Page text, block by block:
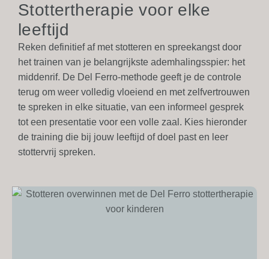
Stottertherapie voor elke
leeftijd
Reken definitief af met stotteren en spreekangst door
het trainen van je belangrijkste ademhalingsspier: het
middenrif. De Del Ferro-methode geeft je de controle
terug om weer volledig vloeiend en met zelfvertrouwen
te spreken in elke situatie, van een informeel gesprek
tot een presentatie voor een volle zaal. Kies hieronder
de training die bij jouw leeftijd of doel past en leer
stottervrij spreken.